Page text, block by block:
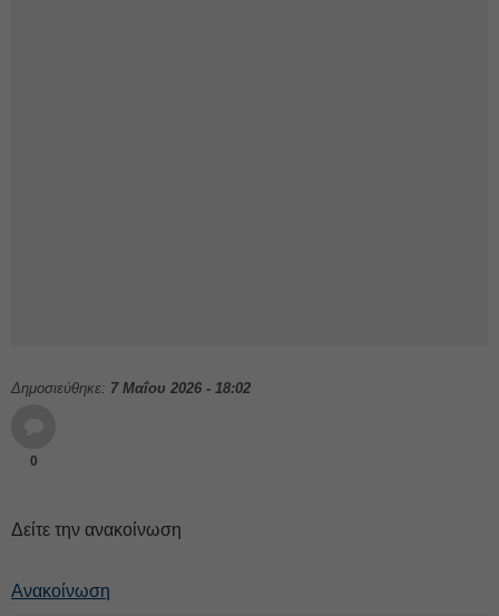
Δημοσιεύθηκε: 7 Μαΐου 2026 - 18:02
0
Δείτε την ανακοίνωση
Ανακοίνωση